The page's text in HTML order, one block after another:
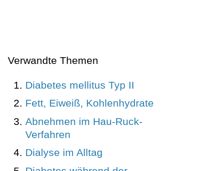
Verwandte Themen
Diabetes mellitus Typ II
Fett, Eiweiß, Kohlenhydrate
Abnehmen im Hau-Ruck-
Verfahren
Dialyse im Alltag